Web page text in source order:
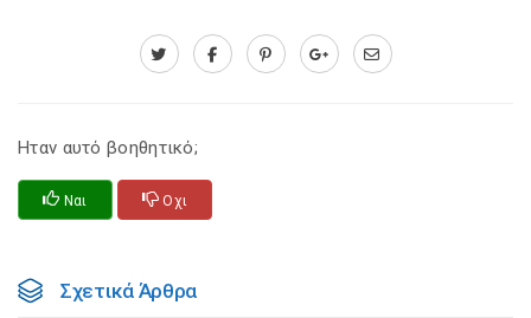
Ηταν αυτό βοηθητικό;
Ναι Οχι
Σχετικά Άρθρα